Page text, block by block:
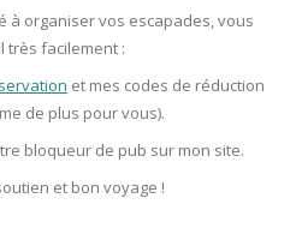
à organiser vos escapades, vous
très facilement :
et mes codes de réduction
de plus pour vous).
bloqueur de pub sur mon site.
et bon voyage !